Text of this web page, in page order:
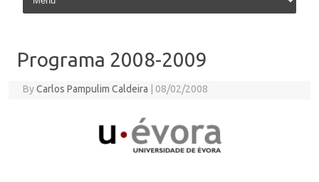
Programa 2008-2009
ByCarlos Pampulim Caldeira 08/02/2008